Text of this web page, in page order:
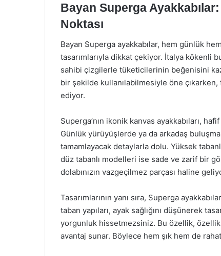
Bayan Superga Ayakkabılar:
Noktası
Bayan Superga ayakkabılar, hem günlük
tasarımlarıyla dikkat çekiyor. İtalya kökenli
sahibi çizgilerle tüketicilerinin beğenisini
bir şekilde kullanılabilmesiyle öne
ediyor.
Superga’nın ikonik kanvas ayakkabıları,
Günlük yürüyüşlerde ya da arkadaş
tamamlayacak detaylarla dolu. Yüksek
düz tabanlı modelleri ise sade ve zarif bir
dolabınızın vazgeçilmez parçası haline
Tasarımlarının yanı sıra, Superga
taban yapıları, ayak sağlığını düşünerek
yorgunluk hissetmezsiniz. Bu özellik,
avantaj sunar. Böylece hem şık hem de